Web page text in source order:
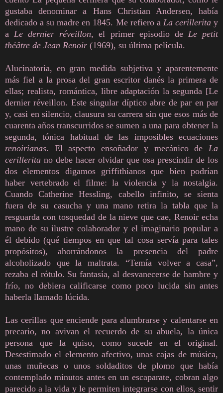
gustaba denominar a Hans Christian Andersen, había
dedicado a su madre en 1845. Me refiero a La cerilleritay
aLe dernier réveillon, el primer episodio de Le petit
théâtre de Jean Renoir (1969), su última película.
Alucinatoria, en gran medida subjetiva y aparentemente
más fiel a la prosa del gran escritor danés la primera de
ellas; realista, romántica, libre adaptación la segunda [Le
dernier réveillon. Este singular díptico abre de par en par
y, casi en silencio, clausura su carrera sin que esos más de
cuarenta años transcurridos se sumen a una para obtener la
segunda, tónica habitual de las imposibles ecuaciones
renoirianas. El aspecto ensoñador y mecánico de La
cerillerita no debe hacer olvidar que osa prescindir de los
dos elementos digamos griffithianos que bien podrían
haber vertebrado el filme: la violencia y la nostalgia.
Cuando Catherine Hessling, cabello infinito, se sienta
fuera de su casucha y una mano retira la tabla que la
resguarda con tosquedad de la nieve que cae, Renoir echa
mano de su ilustre colaborador y el imaginario popular a
él debido (qué tiempos en que tal cosa servía para tales
propósitos), ahorrándonos la presencia del padre
alcoholizado que la maltrata. “Temía volver a casa”,
rezaba el rótulo. Su fantasía, al desvanecerse de hambre y
frío, no debiera calificarse como poco lucida sin antes
haberla llamado lúcida.
Las cerillas que enciende para alumbrarse y calentarse en
precario, no avivan el recuerdo de su abuela, la única
persona que la quiso, como sucede en el original.
Desestimado el elemento afectivo, unas cajas de música,
unas muñecas o unos soldaditos de plomo que había
contemplado minutos antes en un escaparate, cobran algo
parecido a la vida y le permiten integrarse con ellos, sentir